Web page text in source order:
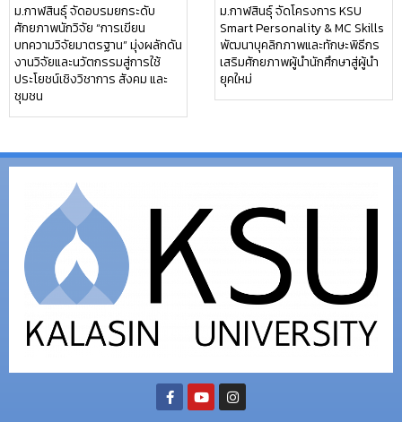
ม.กาฬสินธุ์ จัดอบรมยกระดับ
ศักยภาพนักวิจัย “การเขียน
บทความวิจัยมาตรฐาน” มุ่งผลักดัน
งานวิจัยและนวัตกรรมสู่การใช้
ประโยชน์เชิงวิชาการ สังคม และ
ชุมชน
ม.กาฬสินธุ์ จัดโครงการ KSU
Smart Personality & MC Skills
พัฒนาบุคลิกภาพและทักษะพิธีกร
เสริมศักยภาพผู้นำนักศึกษาสู่ผู้นำ
ยุคใหม่